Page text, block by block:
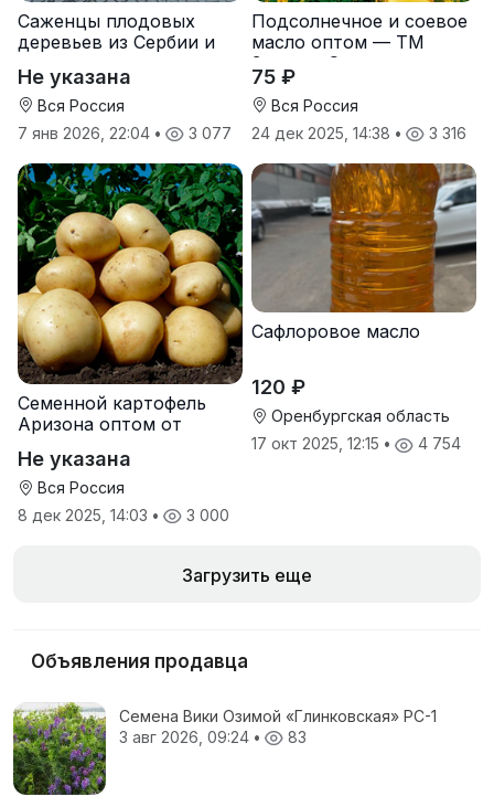
Саженцы плодовых
деревьев из Сербии и
Не указана
Вся Россия
7 янв 2026, 22:04 • 3 077
Подсолнечное и соевое
масло оптом — ТМ
Золотая Семечка
75 ₽
Вся Россия
24 дек 2025, 14:38 • 3 316
Семенной картофель
Аризона оптом от
Не указана
Вся Россия
8 дек 2025, 14:03 • 3 000
Сафлоровое масло
120 ₽
Оренбургская область
17 окт 2025, 12:15 • 4 754
Загрузить еще
Объявления продавца
Семена Вики Озимой «Глинковская» РС-1
3 авг 2026, 09:24 • 83